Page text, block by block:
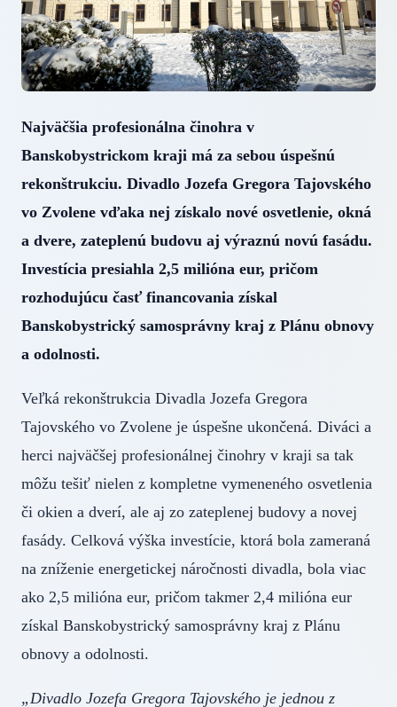
Najväčšia profesionálna činohra v
Banskobystrickom kraji má za sebou úspešnú
rekonštrukciu. Divadlo Jozefa Gregora Tajovského
vo Zvolene vďaka nej získalo nové osvetlenie, okná
a dvere, zateplenú budovu aj výraznú novú fasádu.
Investícia presiahla 2,5 milióna eur, pričom
rozhodujúcu časť financovania získal
Banskobystrický samosprávny kraj z Plánu obnovy
a odolnosti.
Veľká rekonštrukcia Divadla Jozefa Gregora
Tajovského vo Zvolene je úspešne ukončená. Diváci a
herci najväčšej profesionálnej činohry v kraji sa tak
môžu tešiť nielen z kompletne vymeneného osvetlenia
či okien a dverí, ale aj zo zateplenej budovy a novej
fasády. Celková výška investície, ktorá bola zameraná
na zníženie energetickej náročnosti divadla, bola viac
ako 2,5 milióna eur, pričom takmer 2,4 milióna eur
získal Banskobystrický samosprávny kraj z Plánu
obnovy a odolnosti.
„Divadlo Jozefa Gregora Tajovského je jednou z